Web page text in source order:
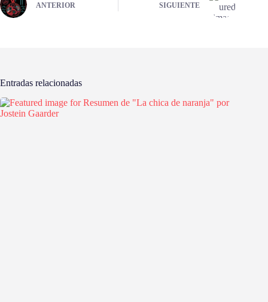
ANTERIOR SIGUIENTE
Entradas relacionadas